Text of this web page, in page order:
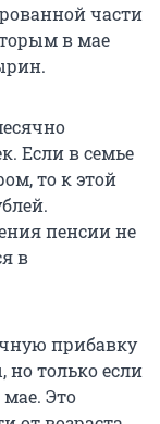
части
в мае
Если в семье
то к этой
пенсии не
в
прибавку
только если
Это